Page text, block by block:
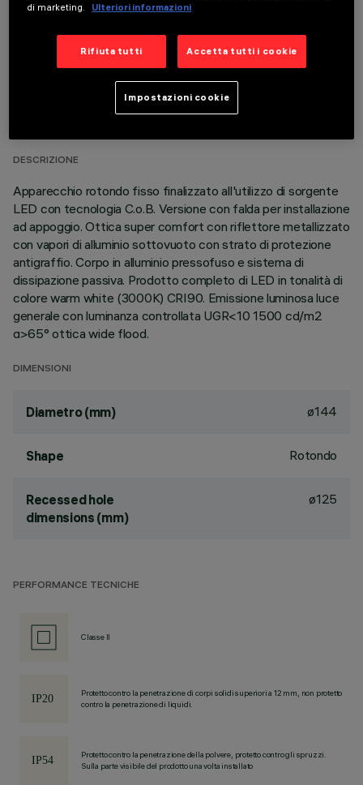
DATI TECNICI
DESCRIZIONE
Apparecchio rotondo fisso finalizzato all'utilizzo di sorgente
LED con tecnologia C.o.B. Versione con falda per installazione
ad appoggio. Ottica super comfort con riflettore metallizzato
con vapori di alluminio sottovuoto con strato di protezione
antigraffio. Corpo in alluminio pressofuso e sistema di
dissipazione passiva. Prodotto completo di LED in tonalità di
colore warm white (3000K) CRI90. Emissione luminosa luce
generale con luminanza controllata UGR<10 1500 cd/m2
α>65° ottica wide flood.
DIMENSIONI
Diametro (mm) ø144
Shape Rotondo
Recessed hole
dimensions (mm)
ø125
PERFORMANCE TECNICHE
Classe II
Protetto contro la penetrazione di corpi solidi superiori a 12 mm, non protetto
contro la penetrazione di liquidi.
Protetto contro la penetrazione della polvere, protetto contro gli spruzzi.
Sulla parte visibile del prodotto una volta installato
di marketing.
Ulteriori informazioni
Rifiuta tutti Accetta tutti i cookie
Impostazioni cookie